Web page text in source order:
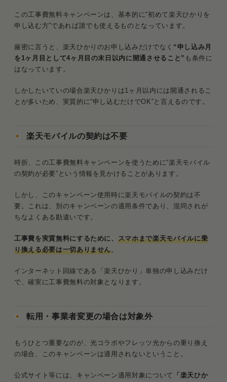
この工事費無料キャンペーンは、基本的に“初めて楽天ひかりを
申し込む方”であれば誰でも使えるものとなっています。
厳密に言うと、楽天ひかりのお申し込みだけでなく “申し込み月
を1ヶ月目として4ヶ月目の末日以内に開通させること” も条件に
はなっています。
しかしたいていの場合楽天ひかりは1ヶ月以内には開通されるこ
とが多いため、実質的に“申し込むだけでOK”と言えるのです。
楽天モバイルの契約は不要
時折、この工事費無料キャンペーンを使うために“楽天モバイル
の契約が必要”という情報を見かけることがあります。
しかし、このキャンペーン使用時に楽天モバイルの契約は不
要。これは、別のキャンペーンの適用条件であり、混同されが
ちなよくある勘違いです。
工事費を実質無料にするために、 スマホまで楽天モバイルに乗
り換える必要は一切ありません。
インターネット回線である「楽天ひかり」単独の申し込みだけ
で、確実に工事費無料の対象となります。
転用・事業者変更の場合は対象外
もうひとつ重要なのが、光コラボやフレッツ光からの乗り換え
の場合、このキャンペーンは適用されないということ。
公式サイト等には、キャンペーン適用対象について
「楽天ひか